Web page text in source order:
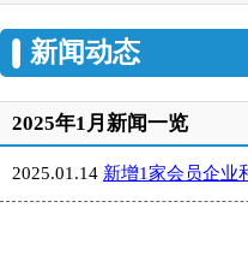
新闻动态
2025年1月新闻一览
2025.01.14 新增1家会员企业